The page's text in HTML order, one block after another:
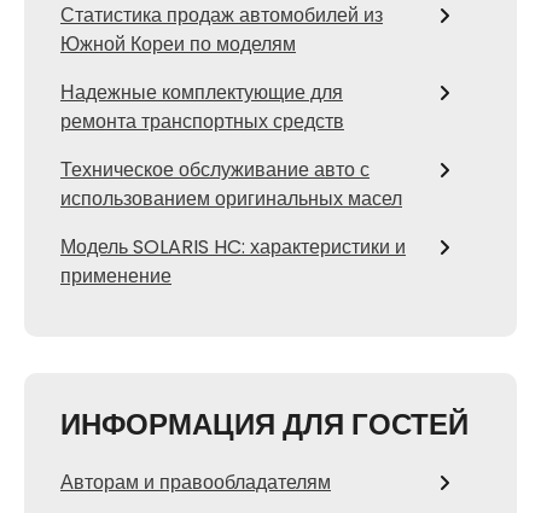
Статистика продаж автомобилей из
Южной Кореи по моделям
Надежные комплектующие для
ремонта транспортных средств
Техническое обслуживание авто с
использованием оригинальных масел
Модель SOLARIS HC: характеристики и
применение
ИНФОРМАЦИЯ ДЛЯ ГОСТЕЙ
Авторам и правообладателям